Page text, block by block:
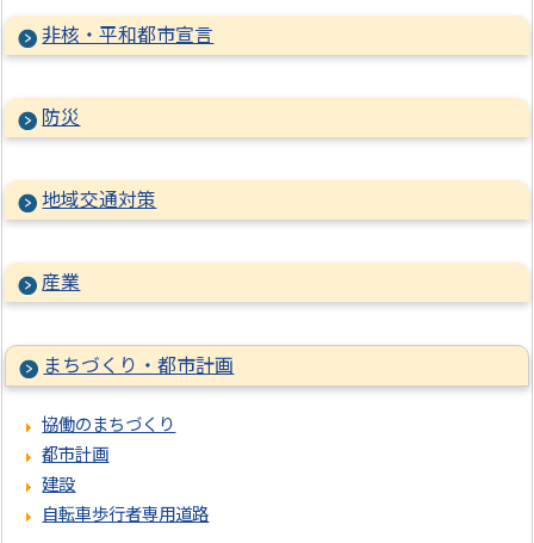
非核・平和都市宣言
防災
地域交通対策
産業
まちづくり・都市計画
協働のまちづくり
都市計画
建設
自転車歩行者専用道路